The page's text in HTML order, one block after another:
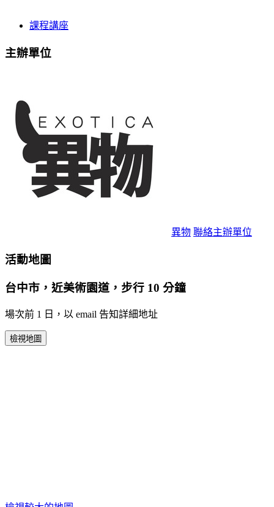
課程講座
主辦單位
異物 聯絡主辦單位
活動地圖
台中市，近美術園道，步行 10 分鐘
場次前 1 日，以 email 告知詳細地址
檢視地圖